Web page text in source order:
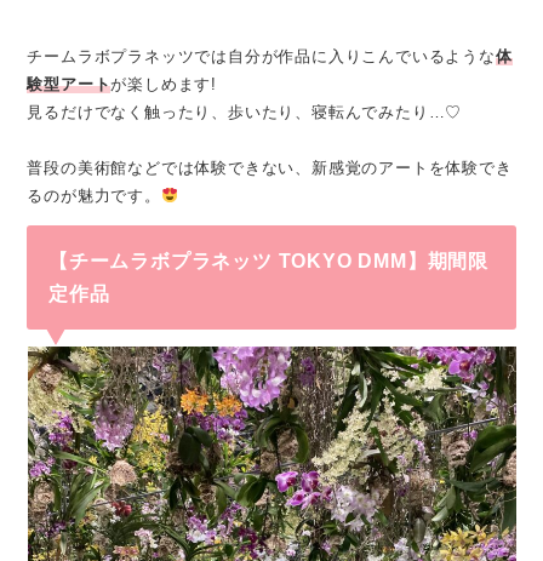
チームラボプラネッツでは自分が作品に入りこんでいるような体
験型アートが楽しめます!
見るだけでなく触ったり、歩いたり、寝転んでみたり…♡
普段の美術館などでは体験できない、新感覚のアートを体験でき
るのが魅力です。
【チームラボプラネッツ TOKYO DMM】期間限
定作品